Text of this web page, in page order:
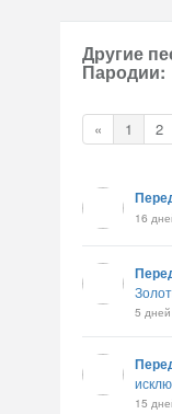
Другие
Пародии:
« 1 2
16
5
15